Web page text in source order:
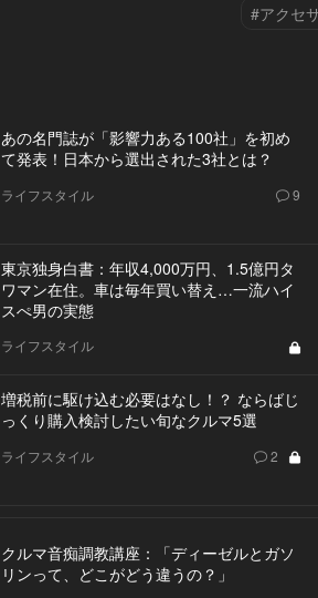
#アクセ
あの名門誌が「影響力ある100社」を初め
て発表！日本から選出された3社とは？
ライフスタイル 9
東京独身白書：年収4,000万円、1.5億円タ
ワマン在住。車は毎年買い替え…一流ハイ
スぺ男の実態
ライフスタイル
増税前に駆け込む必要はなし！？ ならばじ
っくり購入検討したい旬なクルマ5選
ライフスタイル 2
クルマ音痴調教講座：「ディーゼルとガソ
リンって、どこがどう違うの？」